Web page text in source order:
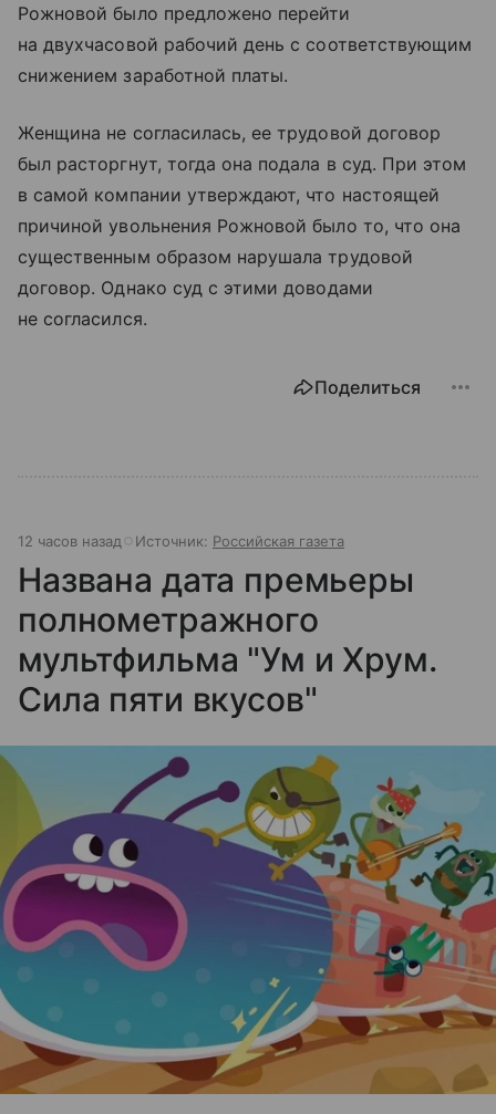
Рожновой было предложено перейти
на двухчасовой рабочий день с соответствующим
снижением заработной платы.
Женщина не согласилась, ее трудовой договор
был расторгнут, тогда она подала в суд. При этом
в самой компании утверждают, что настоящей
причиной увольнения Рожновой было то, что она
существенным образом нарушала трудовой
договор. Однако суд с этими доводами
не согласился.
Поделиться
12 часов назад Источник: Российская газета
Названа дата премьеры
полнометражного
мультфильма "Ум и Хрум.
Сила пяти вкусов"